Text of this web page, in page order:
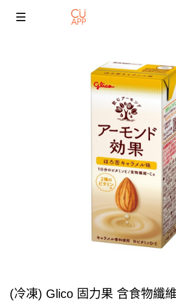
(冷凍) Glico 固力果 含食物纖